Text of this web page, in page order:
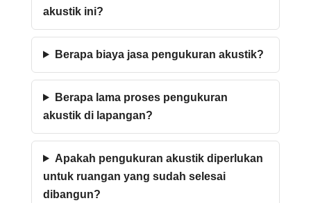
akustik ini?
Berapa biaya jasa pengukuran akustik?
Berapa lama proses pengukuran
akustik di lapangan?
Apakah pengukuran akustik diperlukan
untuk ruangan yang sudah selesai
dibangun?